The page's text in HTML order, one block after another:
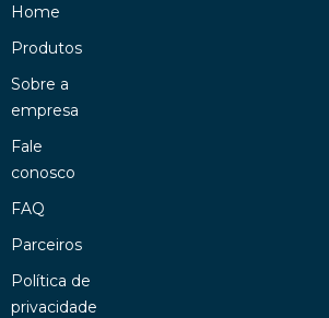
Home
Produtos
Sobre a
empresa
Fale
conosco
FAQ
Parceiros
Política de
privacidade